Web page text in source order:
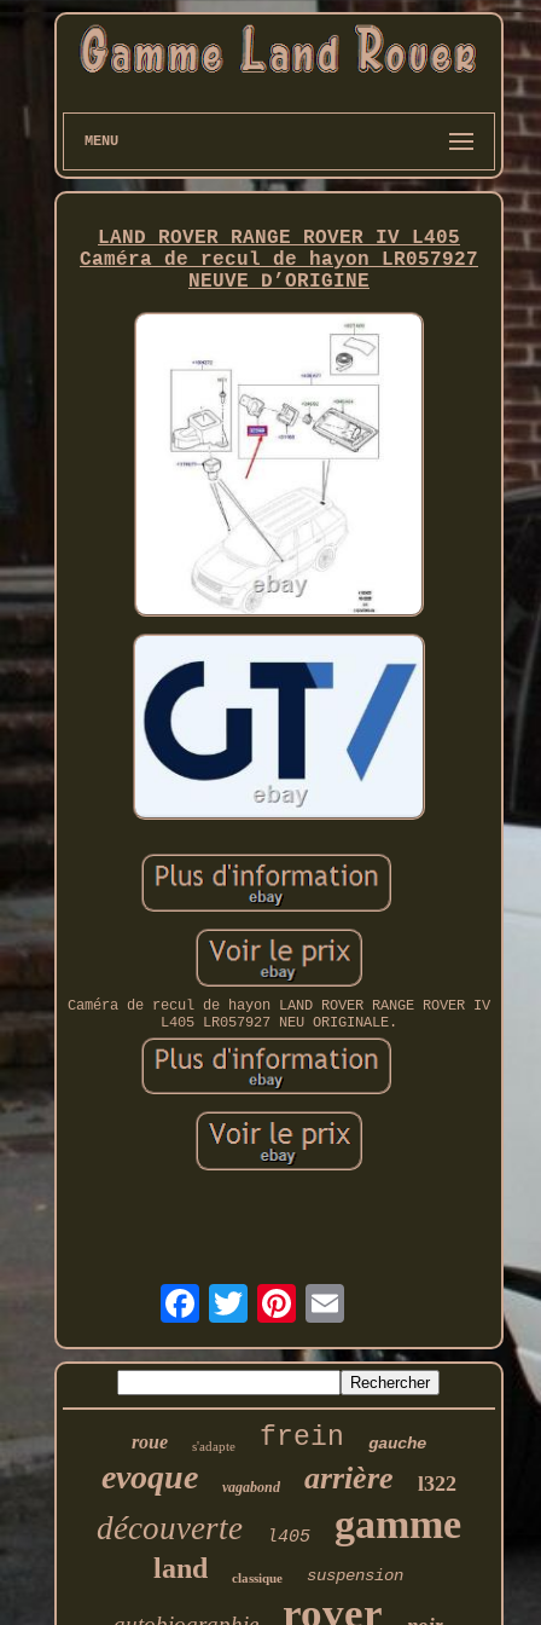
MENU
LAND ROVER RANGE ROVER IV L405
Caméra de recul de hayon LR057927
NEUVE D’ORIGINE
Caméra de recul de hayon LAND ROVER RANGE ROVER IV
L405 LR057927 NEU ORIGINALE.
roue s'adapte frein gauche
evoque vagabond arrière l322
découverte l405 gamme
land classique suspension
rover